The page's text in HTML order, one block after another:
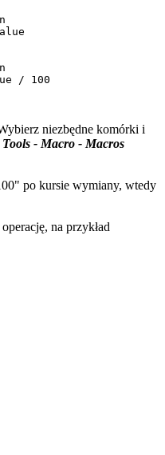
/ 100
niezbędne komórki i
Tools - Macro - Macros
po kursie wymiany, wtedy
na przykład